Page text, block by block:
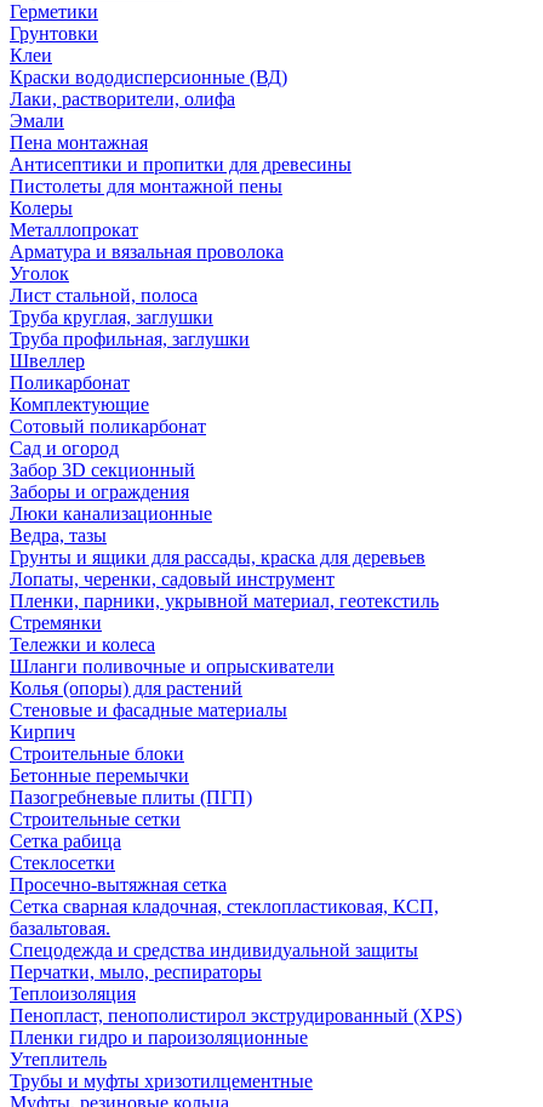
Герметики
Грунтовки
Клеи
Краски вододисперсионные (ВД)
Лаки, растворители, олифа
Эмали
Пена монтажная
Антисептики и пропитки для древесины
Пистолеты для монтажной пены
Колеры
Металлопрокат
Арматура и вязальная проволока
Уголок
Лист стальной, полоса
Труба круглая, заглушки
Труба профильная, заглушки
Швеллер
Поликарбонат
Комплектующие
Сотовый поликарбонат
Сад и огород
Забор 3D секционный
Заборы и ограждения
Люки канализационные
Ведра, тазы
Грунты и ящики для рассады, краска для деревьев
Лопаты, черенки, садовый инструмент
Пленки, парники, укрывной материал, геотекстиль
Стремянки
Тележки и колеса
Шланги поливочные и опрыскиватели
Колья (опоры) для растений
Стеновые и фасадные материалы
Кирпич
Строительные блоки
Бетонные перемычки
Пазогребневые плиты (ПГП)
Строительные сетки
Сетка рабица
Стеклосетки
Просечно-вытяжная сетка
Сетка сварная кладочная, стеклопластиковая, КСП,
базальтовая.
Спецодежда и средства индивидуальной защиты
Перчатки, мыло, респираторы
Теплоизоляция
Пенопласт, пенополистирол экструдированный (XPS)
Пленки гидро и пароизоляционные
Утеплитель
Трубы и муфты хризотилцементные
Муфты, резиновые кольца